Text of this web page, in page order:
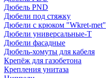
Дюбель PND
Дюбели под стяжку
Дюбели с крюком "Wkret-met"
Дюбели универсальные-Т
Дюбели фасадные
Дюбель-хомуты для кабеля
Крепёж для газобетона
Крепления унитаза